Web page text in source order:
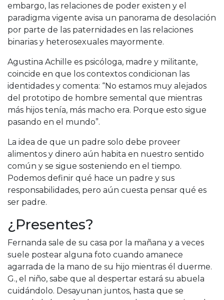
embargo, las relaciones de poder existen y el
paradigma vigente avisa un panorama de desolación
por parte de las paternidades en las relaciones
binarias y heterosexuales mayormente.
Agustina Achille es psicóloga, madre y militante,
coincide en que los contextos condicionan las
identidades y comenta: “No estamos muy alejados
del prototipo de hombre semental que mientras
más hijos tenía, más macho era. Porque esto sigue
pasando en el mundo”.
La idea de que un padre solo debe proveer
alimentos y dinero aún habita en nuestro sentido
común y se sigue sosteniendo en el tiempo.
Podemos definir qué hace un padre y sus
responsabilidades, pero aún cuesta pensar qué es
ser padre.
¿Presentes?
Fernanda sale de su casa por la mañana y a veces
suele postear alguna foto cuando amanece
agarrada de la mano de su hijo mientras él duerme.
G., el niño, sabe que al despertar estará su abuela
cuidándolo. Desayunan juntos, hasta que se